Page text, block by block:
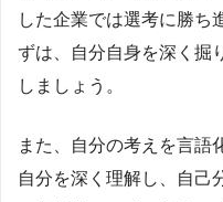
した企業では選考に勝ち
ずは、自分自身を深く掘
しましょう。
また、自分の考えを言語
自分を深く理解し、自己